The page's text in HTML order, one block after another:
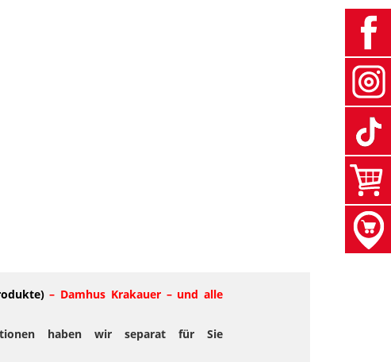
– Damhus Krakauer – und alle
haben wir separat für Sie